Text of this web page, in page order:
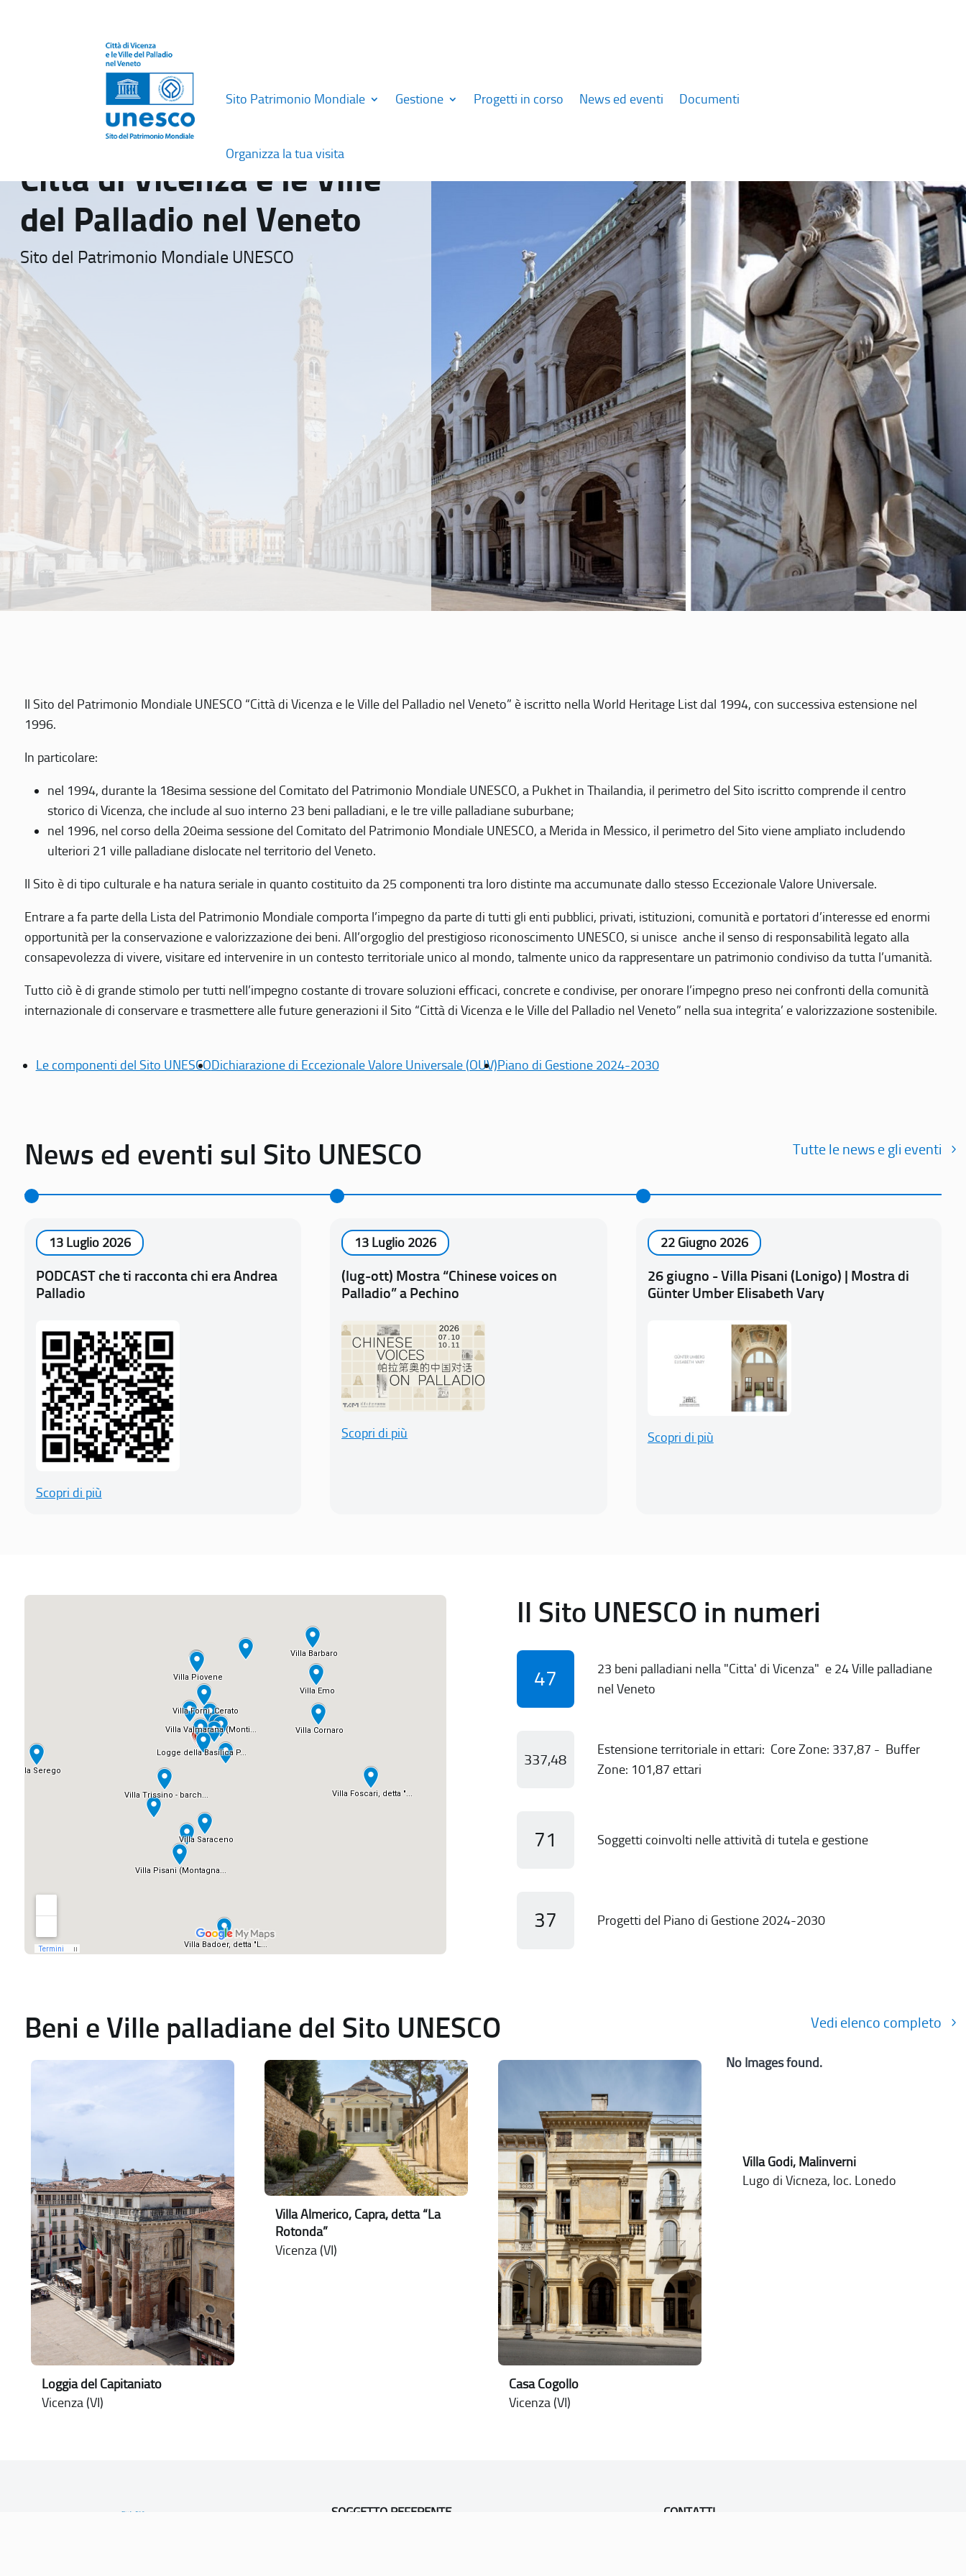
Sito Patrimonio Mondiale Gestione Progetti in corso News ed eventi Documenti
Organizza la tua visita
Città di Vicenza e le Ville
del Palladio nel Veneto
Sito del Patrimonio Mondiale UNESCO
Il Sito del Patrimonio Mondiale UNESCO “Città di Vicenza e le Ville del Palladio nel Veneto” è iscritto nella World Heritage List dal 1994, con successiva estensione nel
1996.
In particolare:
nel 1994, durante la 18esima sessione del Comitato del Patrimonio Mondiale UNESCO, a Pukhet in Thailandia, il perimetro del Sito iscritto comprende il centro
storico di Vicenza, che include al suo interno 23 beni palladiani, e le tre ville palladiane suburbane;
nel 1996, nel corso della 20eima sessione del Comitato del Patrimonio Mondiale UNESCO, a Merida in Messico, il perimetro del Sito viene ampliato includendo
ulteriori 21 ville palladiane dislocate nel territorio del Veneto.
Il Sito è di tipo culturale e ha natura seriale in quanto costituito da 25 componenti tra loro distinte ma accumunate dallo stesso Eccezionale Valore Universale.
Entrare a fa parte della Lista del Patrimonio Mondiale comporta l’impegno da parte di tutti gli enti pubblici, privati, istituzioni, comunità e portatori d’interesse ed enormi
opportunità per la conservazione e valorizzazione dei beni. All’orgoglio del prestigioso riconoscimento UNESCO, si unisce anche il senso di responsabilità legato alla
consapevolezza di vivere, visitare ed intervenire in un contesto territoriale unico al mondo, talmente unico da rappresentare un patrimonio condiviso da tutta l’umanità.
Tutto ciò è di grande stimolo per tutti nell’impegno costante di trovare soluzioni efficaci, concrete e condivise, per onorare l’impegno preso nei confronti della comunità
internazionale di conservare e trasmettere alle future generazioni il Sito “Città di Vicenza e le Ville del Palladio nel Veneto” nella sua integrita’ e valorizzazione sostenibile.
Le componenti del Sito UNESCODichiarazione di Eccezionale Valore Universale (OUV)Piano di Gestione 2024-2030
News ed eventi sul Sito UNESCO Tutte le news e gli eventi
13 Luglio 2026
PODCAST che ti racconta chi era Andrea
Palladio
Scopri di più
13 Luglio 2026
(lug-ott) Mostra “Chinese voices on
Palladio” a Pechino
Scopri di più
22 Giugno 2026
26 giugno - Villa Pisani (Lonigo) | Mostra di
Günter Umber Elisabeth Vary
Scopri di più
Il Sito UNESCO in numeri
47
23 beni palladiani nella "Citta' di Vicenza" e 24 Ville palladiane
nel Veneto
337,48
Estensione territoriale in ettari: Core Zone: 337,87 - Buffer
Zone: 101,87 ettari
71 Soggetti coinvolti nelle attività di tutela e gestione
37 Progetti del Piano di Gestione 2024-2030
Beni e Ville palladiane del Sito UNESCO Vedi elenco completo
Loggia del Capitaniato
Vicenza (VI)
Villa Almerico, Capra, detta “La
Rotonda”
Vicenza (VI)
Casa Cogollo
Vicenza (VI)
No Images found.
Villa Godi, Malinverni
Lugo di Vicneza, loc. Lonedo
SOGGETTO REFERENTE CONTATTI